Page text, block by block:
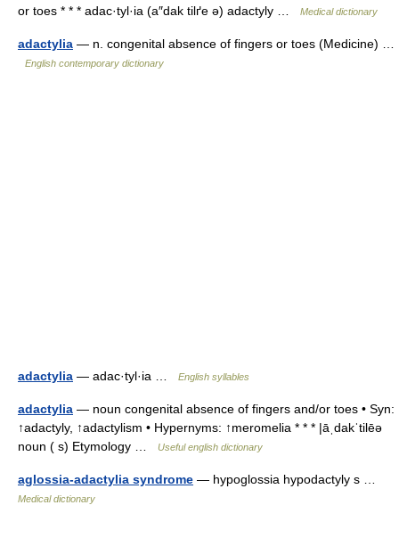
or toes * * * adac·tyl·ia (a″dak tilґe ə) adactyly …
Medical dictionary
adactylia — n. congenital absence of fingers or toes (Medicine) …
English contemporary dictionary
adactylia — adac·tyl·ia … English syllables
adactylia — noun congenital absence of fingers and/or toes • Syn:
↑adactyly, ↑adactylism • Hypernyms: ↑meromelia * * * |āˌdakˈtilēə
noun ( s) Etymology …
Useful english dictionary
aglossia-adactylia syndrome — hypoglossia hypodactyly s …
Medical dictionary